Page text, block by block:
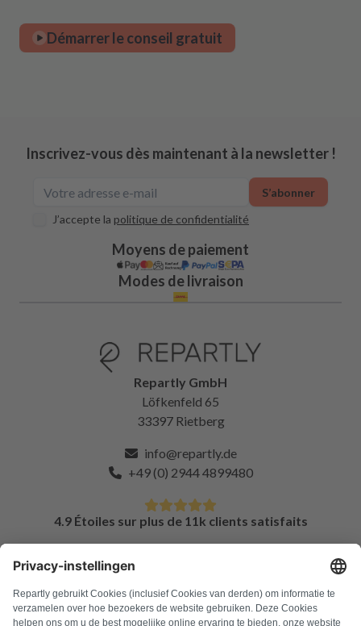
Démarrer le conseil gratuit
Inscrivez-vous dès maintenant à la newsletter !
J’accepte la politique de confidentialité
S’abonner
Moyens de paiement
Modes de livraison
Repartly GmbH
Löfkenfeld 65
33397 Rietberg
info@repartly.de
+49 (0) 2944 4899480
4.9 Étoiles sur plus de 11k clients satisfaits